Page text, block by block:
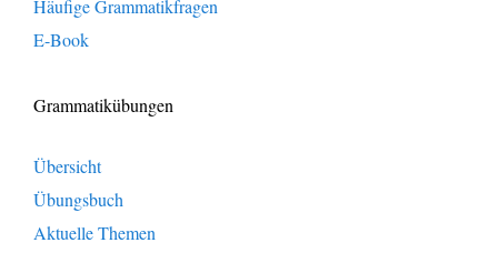
Häufige Grammatikfragen
E-Book
Grammatikübungen
Übersicht
Übungsbuch
Aktuelle Themen